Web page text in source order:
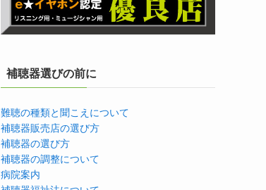
補聴器選びの前に
難聴の種類と聞こえについて
補聴器販売店の選び方
補聴器の選び方
補聴器の調整について
病院案内